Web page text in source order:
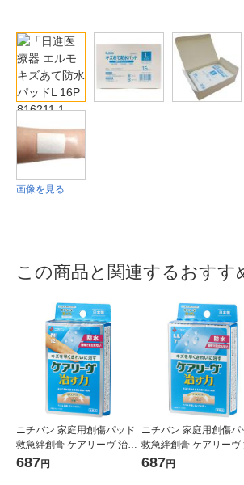
画像を見る
この商品と関連するおすす
ニチバン 家庭用創傷パッド
救急絆創膏 ケアリーヴ 治す
力 防水タイプ Mサイズ 25m
687円
ニチバン 家庭用創傷パ
救急絆創膏 ケアリーヴ
力 防水タイプ LLサイズ
687円